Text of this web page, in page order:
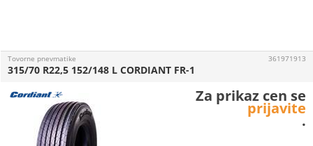
Tovorne pnevmatike
315/70 R22,5 152/148 L CORDIANT FR-1
361971913
Za prikaz cen se
prijavite
.